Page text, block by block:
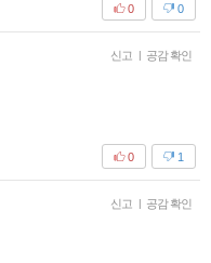
0
0
신고 공감 확인
1
0
신고 공감 확인